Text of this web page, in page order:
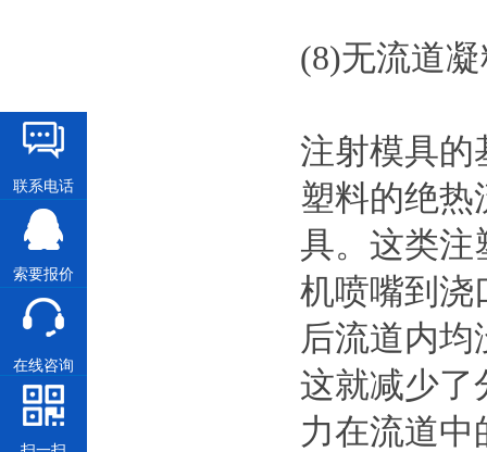
(8)无流道
注射模具的
塑料的绝热
具。这类注
机喷嘴到浇
后流道内
这就减少了
力在流道中
联系电话
索要报价
在线咨询